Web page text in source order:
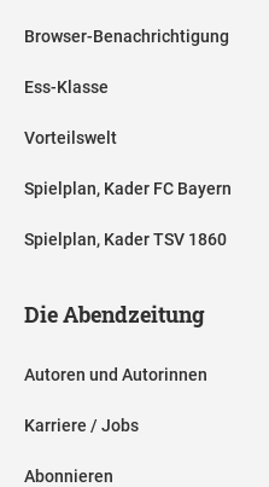
Browser-Benachrichtigung
Ess-Klasse
Vorteilswelt
Spielplan, Kader FC Bayern
Spielplan, Kader TSV 1860
Die Abendzeitung
Autoren und Autorinnen
Karriere / Jobs
Abonnieren